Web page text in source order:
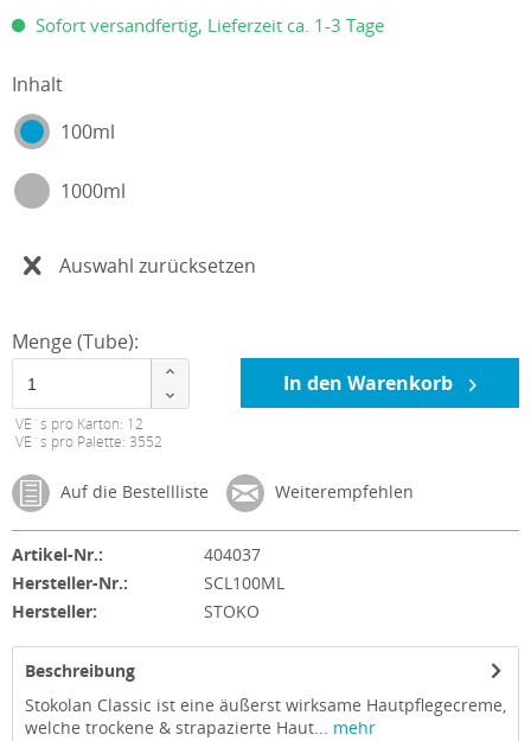
Sofort versandfertig, Lieferzeit ca. 1-3 Tage
Inhalt
100ml
1000ml
Auswahl zurücksetzen
Menge (Tube):
VE´s pro Karton: 12
VE´s pro Palette: 3552
In den Warenkorb
Auf die Bestellliste Weiterempfehlen
Artikel-Nr.:
404037
Hersteller-Nr.:
SCL100ML
Hersteller:
STOKO
Beschreibung
Stokolan Classic ist eine äußerst wirksame Hautpflegecreme,
welche trockene & strapazierte Haut... mehr